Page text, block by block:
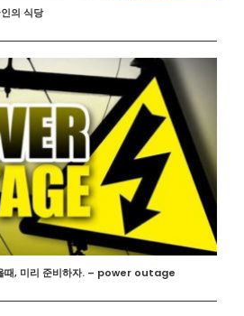
의 식당
때, 미리 준비하자. – power outage